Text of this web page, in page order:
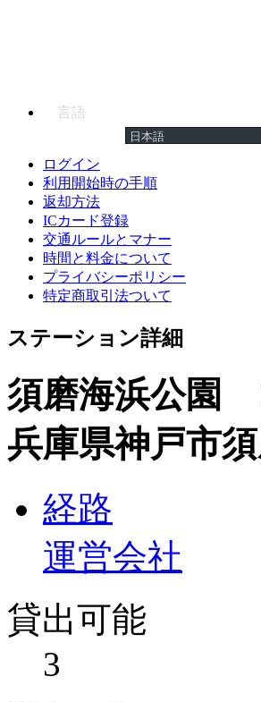
言語
ログイン
利用開始時の手順
返却方法
ICカード登録
交通ルールとマナー
時間と料金について
プライバシーポリシー
特定商取引法ついて
ステーション詳細
須磨海浜公園
兵庫県神戸市
経路
運営会社
貸出可能
3